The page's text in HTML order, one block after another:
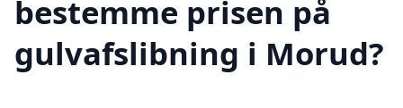
bestemme prisen på
gulvafslibning i Morud?